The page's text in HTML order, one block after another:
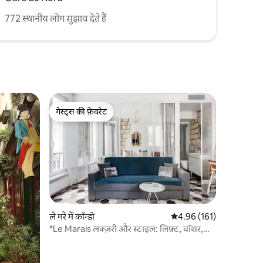
772 स्थानीय लोग सुझाव देते हैं
गेस्ट्स की फ़ेवरेट
गेस्ट्स की फ़ेवरेट
ले मरे में कॉन्डो औसत रेटिंग 5 में से 4.96,
4.96 (161)
*Le Marais लक्ज़री और स्टाइल: लिफ़्ट, वॉशर,